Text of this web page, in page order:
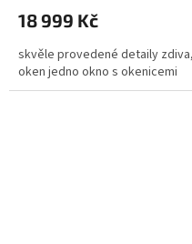
18 999 Kč
skvěle provedené detaily
oken jedno okno s okenicemi